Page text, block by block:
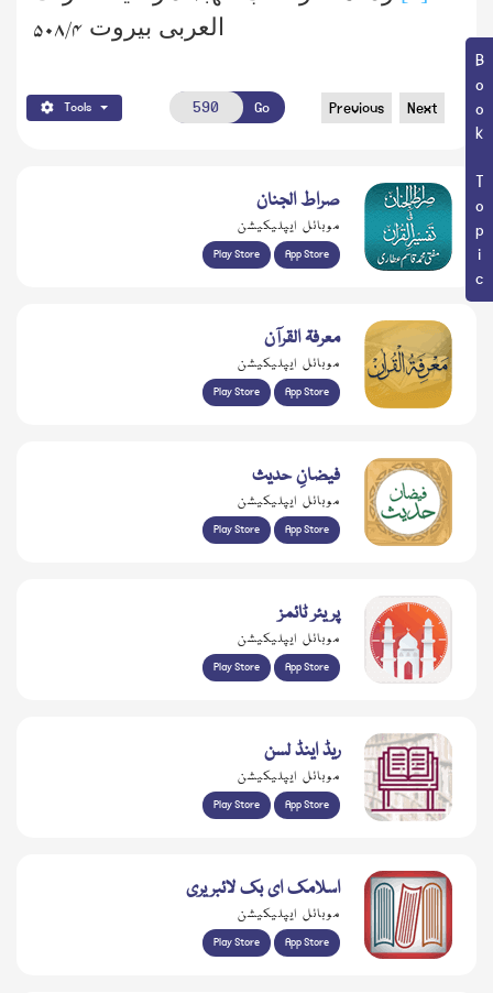
Book Topic
العربی بیروت ۴ /۵۰۸
Tools Go Previous Next
صراط الجنان
موبائل ایپلیکیشن
Play Store App Store
معرفۃ القرآن
موبائل ایپلیکیشن
Play Store App Store
فیضانِ حدیث
موبائل ایپلیکیشن
Play Store App Store
پریئر ٹائمز
موبائل ایپلیکیشن
Play Store App Store
ریڈ اینڈ لسن
موبائل ایپلیکیشن
Play Store App Store
اسلامک ای بک لائبریری
موبائل ایپلیکیشن
Play Store App Store